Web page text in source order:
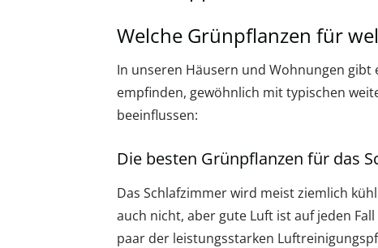
Welche Grünpflanzen für
In unseren Häusern und Wohnungen gibt
empfinden, gewöhnlich mit typischen
beeinflussen:
Die besten Grünpflanzen für das
Das Schlafzimmer wird meist ziemlich
auch nicht, aber gute Luft ist auf jeden
paar der leistungsstarken